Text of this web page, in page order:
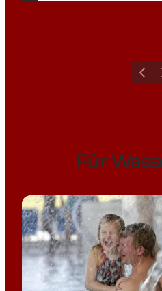
Zurück
Für
Aqua Forum